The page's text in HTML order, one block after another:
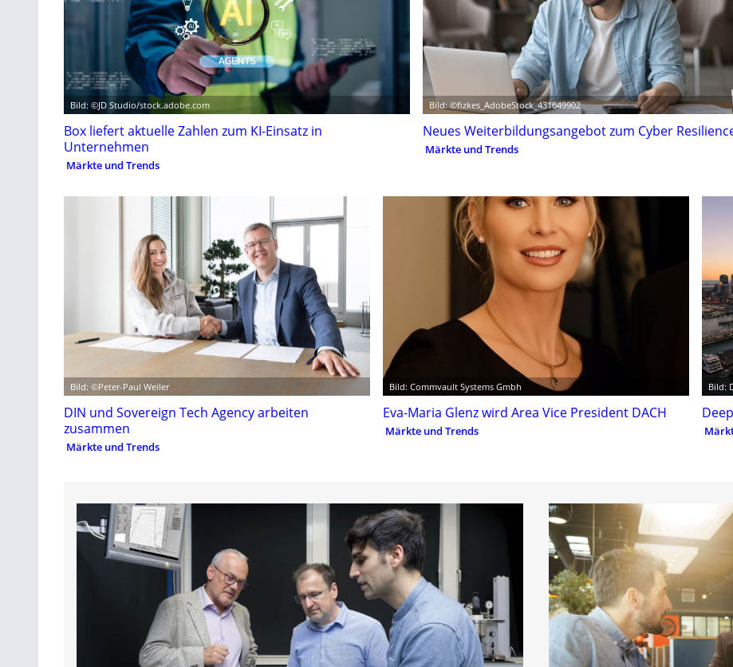
Bild: ©JD Studio/stock.adobe.com
Box liefert aktuelle Zahlen zum KI-Einsatz in
Unternehmen
Märkte und Trends
Bild: ©fizkes_AdobeStock_431649902
Neues Weiterbildungsangebot zum Cyber
Märkte und Trends
Bild: ©Peter-Paul Weiler
DIN und Sovereign Tech Agency arbeiten
zusammen
Märkte und Trends
Bild: Commvault Systems Gmbh
Eva-Maria Glenz wird Area Vice President DACH
Märkte und Trends
Bild: